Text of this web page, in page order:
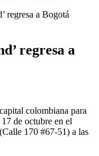
regresa a Bogotá
regresa a
colombiana para
de octubre en el
170 #67-51) a las